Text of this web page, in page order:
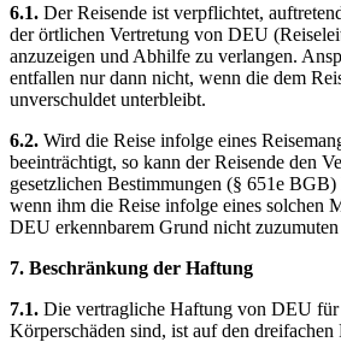
6.1. Der Reisende ist verpflichtet,
der örtlichen Vertretung von DEU
anzuzeigen und Abhilfe zu verlangen.
entfallen nur dann nicht, wenn die dem
unverschuldet unterbleibt.
6.2. Wird die Reise infolge eines
beeinträchtigt, so kann der Reisende den
gesetzlichen Bestimmungen (§ 651e
wenn ihm die Reise infolge eines solchen
DEU erkennbarem Grund nicht zuzumuten
7. Beschränkung der Haftung
7.1. Die vertragliche Haftung von DEU für
Körperschäden sind, ist auf den dreifachen